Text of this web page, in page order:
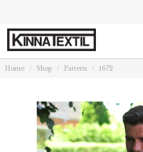
Home Shop Pattern 1672